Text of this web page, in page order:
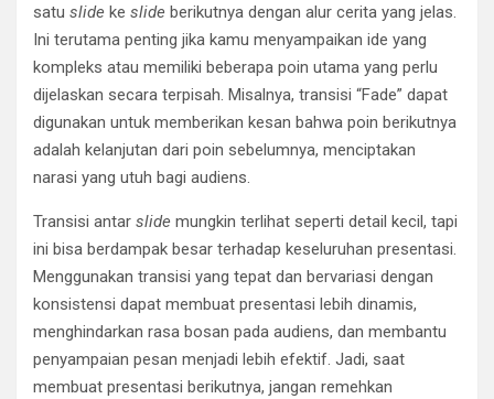
satu slide ke slide berikutnya dengan alur cerita yang jelas.
Ini terutama penting jika kamu menyampaikan ide yang
kompleks atau memiliki beberapa poin utama yang perlu
dijelaskan secara terpisah. Misalnya, transisi “Fade” dapat
digunakan untuk memberikan kesan bahwa poin berikutnya
adalah kelanjutan dari poin sebelumnya, menciptakan
narasi yang utuh bagi audiens.
Transisi antar slide mungkin terlihat seperti detail kecil, tapi
ini bisa berdampak besar terhadap keseluruhan presentasi.
Menggunakan transisi yang tepat dan bervariasi dengan
konsistensi dapat membuat presentasi lebih dinamis,
menghindarkan rasa bosan pada audiens, dan membantu
penyampaian pesan menjadi lebih efektif. Jadi, saat
membuat presentasi berikutnya, jangan remehkan